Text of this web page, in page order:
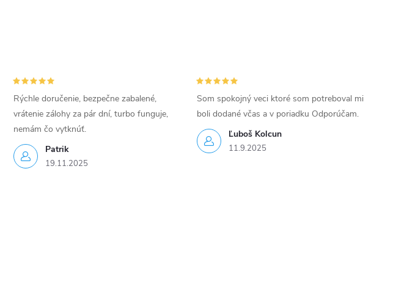
Patrik
19.11.2025
Rýchle doručenie, bezpečne zabalené,
vrátenie zálohy za pár dní, turbo funguje,
nemám čo vytknúť.
Ľuboš Kolcun
11.9.2025
Som spokojný veci ktoré som potreboval mi
boli dodané včas a v poriadku Odporúčam.